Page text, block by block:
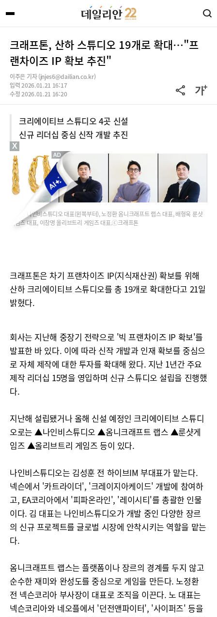
크래프톤, 산하 스튜디오 19개로 확대…"프
랜차이즈 IP 확보 추진"
이주은 기자 (jnjes6@dailian.co.kr)
입력 2026.01.21 16:17
수정 2026.01.21 16:20
크리에이티브 스튜디오 4곳 신설
신규 리더십 중심 신작 개발 추진
김성훈 나인비스튜디오 대표(왼쪽부터), 노정환 옴니크래프트 랩스 대표, 배형욱 룬샷
게임즈 대표, 이창명 올리브트리 게임즈 대표.ⓒ크래프톤
크래프톤은 차기 프랜차이즈 IP(지식재산권) 확보를 위해
산하 크리에이티브 스튜디오를 총 19개로 확대한다고 21일
밝혔다.
회사는 지난해 중장기 전략으로 '빅 프랜차이즈 IP 확보'를
발표한 바 있다. 이에 따라 신작 개발과 인재 확보를 중심으
로 자체 제작에 대한 투자를 확대해 왔다. 지난 1년간 주요
제작 리더십 15명을 영입하며 신규 스튜디오 설립을 진행했
다.
지난해 설립됐거나 올해 신설 예정인 크리에이티브 스튜디
오로는 ▲나인비스튜디오 ▲옴니크래프트 랩스 ▲룬샷게
임즈 ▲올리브트리 게임즈 등이 있다.
나인비스튜디오는 김성훈 전 하이브IM 부대표가 맡는다.
넥슨에서 '카트라이더', '크레이지아케이드' 개발에 참여하
고, EA코리아에서 '피파온라인', '레이시티'를 총괄한 인물
이다. 김 대표는 나인비스튜디오가 개발 중인 다양한 장르
의 신규 프로젝트를 글로벌 시장에 안착시키는 역할을 맡는
다.
옴니크래프트 랩스는 플랫폼이나 장르의 경계를 두지 않고
순수한 재미와 완성도를 중심으로 게임을 만든다. 노정환
전 넥슨코리아 부사장이 대표로 조직을 이끈다. 노 대표는
넥슨코리아와 네오플에서 '던전앤파이터', '사이퍼즈' 등을
X